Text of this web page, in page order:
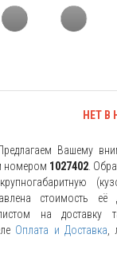
НЕТ В
Вашему
номером 1027402 .
стоимость её
на доставку
Оплата и Доставка